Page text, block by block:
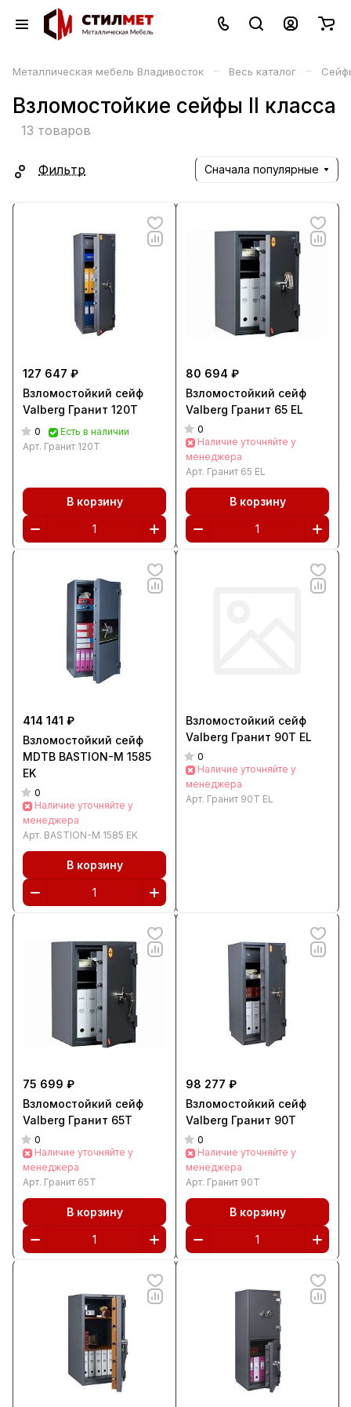
Металлическая мебель Владивосток – Весь каталог –
Взломостойкие сейфы II класса
13 товаров
Фильтр Сначала популярные
127 647 ₽
Взломостойкий сейф
Valberg Гранит 120Т
0
Есть в наличии
Арт. Гранит 120Т
В корзину
80 694 ₽
Взломостойкий сейф
Valberg Гранит 65 EL
0
Наличие уточняйте у
менеджера
Арт. Гранит 65 EL
В корзину
414 141 ₽
Взломостойкий сейф
MDTB BASTION-M 1585
EK
0
Наличие уточняйте у
менеджера
Арт. BASTION-M 1585 EK
В корзину
Взломостойкий сейф
Valberg Гранит 90T EL
0
Наличие уточняйте у
менеджера
Арт. Гранит 90T EL
75 699 ₽
Взломостойкий сейф
Valberg Гранит 65T
0
Наличие уточняйте у
менеджера
Арт. Гранит 65T
В корзину
98 277 ₽
Взломостойкий сейф
Valberg Гранит 90Т
0
Наличие уточняйте у
менеджера
Арт. Гранит 90Т
В корзину